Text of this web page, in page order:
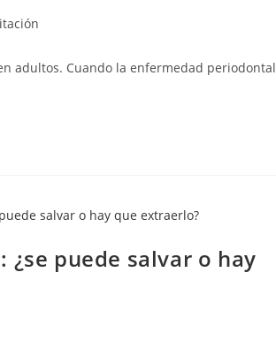
adultos. Cuando la enfermedad periodontal
puede salvar o hay